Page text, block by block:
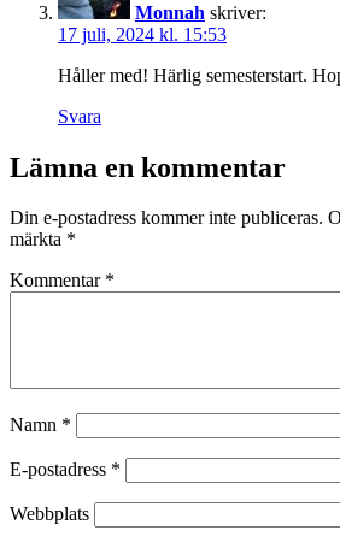
Monnah skriver:
17 juli, 2024 kl. 15:53
Håller med! Härlig semesterstart.
Svara
Lämna en kommentar
Din e-postadress kommer inte publiceras.
märkta *
Kommentar *
Namn *
E-postadress *
Webbplats